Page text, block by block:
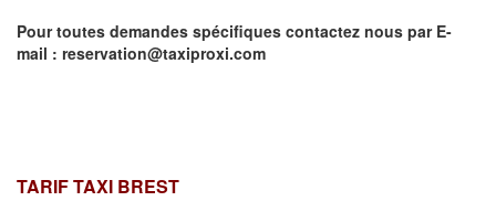
Pour toutes demandes spécifiques contactez nous par E-
mail : reservation@taxiproxi.com
TARIF TAXI BREST